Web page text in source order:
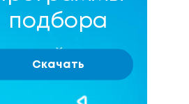
подбора
Скачать